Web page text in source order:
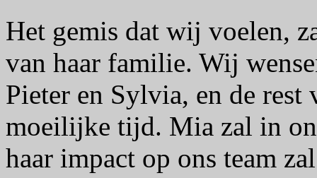
Het gemis dat wij voelen,
van haar familie. Wij
Pieter en Sylvia, en de
moeilijke tijd. Mia zal in
haar impact op ons team